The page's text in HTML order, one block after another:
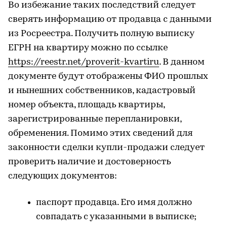
Во избежание таких последствий следует
сверять информацию от продавца с данными
из Росреестра. Получить полную выписку
ЕГРН на квартиру можно по ссылке
https://reestr.net/proverit-kvartiru. В данном
документе будут отображены ФИО прошлых
и нынешних собственников, кадастровый
номер объекта, площадь квартиры,
зарегистрированные перепланировки,
обременения. Помимо этих сведений для
законности сделки купли-продажи следует
проверить наличие и достоверность
следующих документов:
паспорт продавца. Его имя должно
совпадать с указанными в выписке;